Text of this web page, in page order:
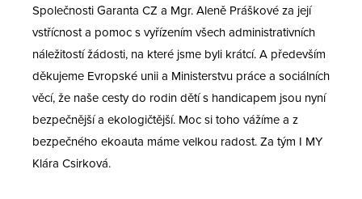
Společnosti Garanta CZ a Mgr. Aleně Práškové za její
vstřícnost a pomoc s vyřízením všech administrativních
náležitostí žádosti, na které jsme byli krátcí. A především
děkujeme Evropské unii a Ministerstvu práce a sociálních
věcí, že naše cesty do rodin dětí s handicapem jsou nyní
bezpečnější a ekologičtější. Moc si toho vážíme a z
bezpečného ekoauta máme velkou radost. Za tým I MY
Klára Csirková.